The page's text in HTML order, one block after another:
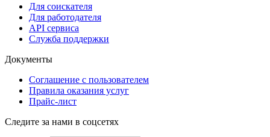
Для соискателя
Для работодателя
API сервиса
Служба поддержки
Документы
Соглашение с пользователем
Правила оказания услуг
Прайс-лист
Следите за нами в соцсетях